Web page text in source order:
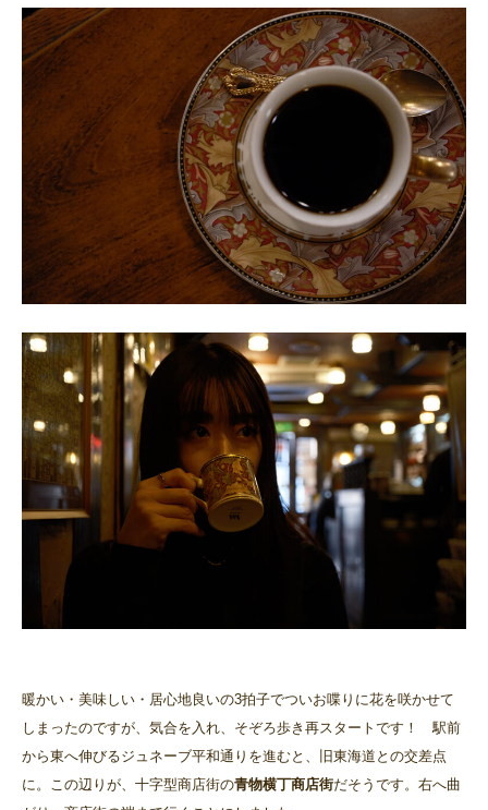
暖かい・美味しい・居心地良いの3拍子でついお喋りに花を咲かせて
しまったのですが、気合を入れ、そぞろ歩き再スタートです！ 駅前
から東へ伸びるジュネーブ平和通りを進むと、旧東海道との交差点
に。この辺りが、十字型商店街の青物横丁商店街だそうです。右へ曲